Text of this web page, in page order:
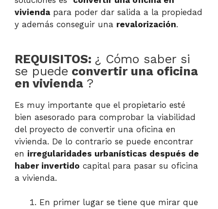
vivienda para poder dar salida a la propiedad
y además conseguir una revalorización.
REQUISITOS: ¿ Cómo saber si
se puede convertir una oficina
en vivienda ?
Es muy importante que el propietario esté
bien asesorado para comprobar la viabilidad
del proyecto de convertir una oficina en
vivienda. De lo contrario se puede encontrar
en irregularidades urbanísticas después de
haber invertido capital para pasar su oficina
a vivienda.
En primer lugar se tiene que mirar que